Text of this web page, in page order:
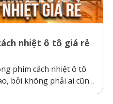
nhiệt ô tô giá rẻ
phim cách nhiệt ô tô
bởi không phải ai cũng
triệu đồng cho một gói